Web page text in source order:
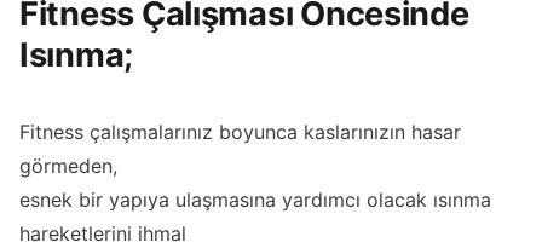
Fitness Çalışması Öncesinde
Isınma;
Fitness çalışmalarınız boyunca kaslarınızın hasar
görmeden,
esnek bir yapıya ulaşmasına yardımcı olacak ısınma
hareketlerini ihmal